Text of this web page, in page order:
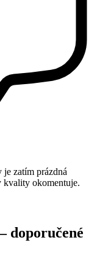
je zatím prázdná
okomentuje.
doporučené